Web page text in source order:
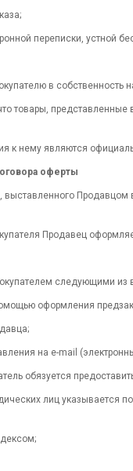
переписки, устной
в собственность
товары,
к нему являются
оферты
выставленного
Продавец
следующими
оформления
на e-mail
обязуется
лиц указывается